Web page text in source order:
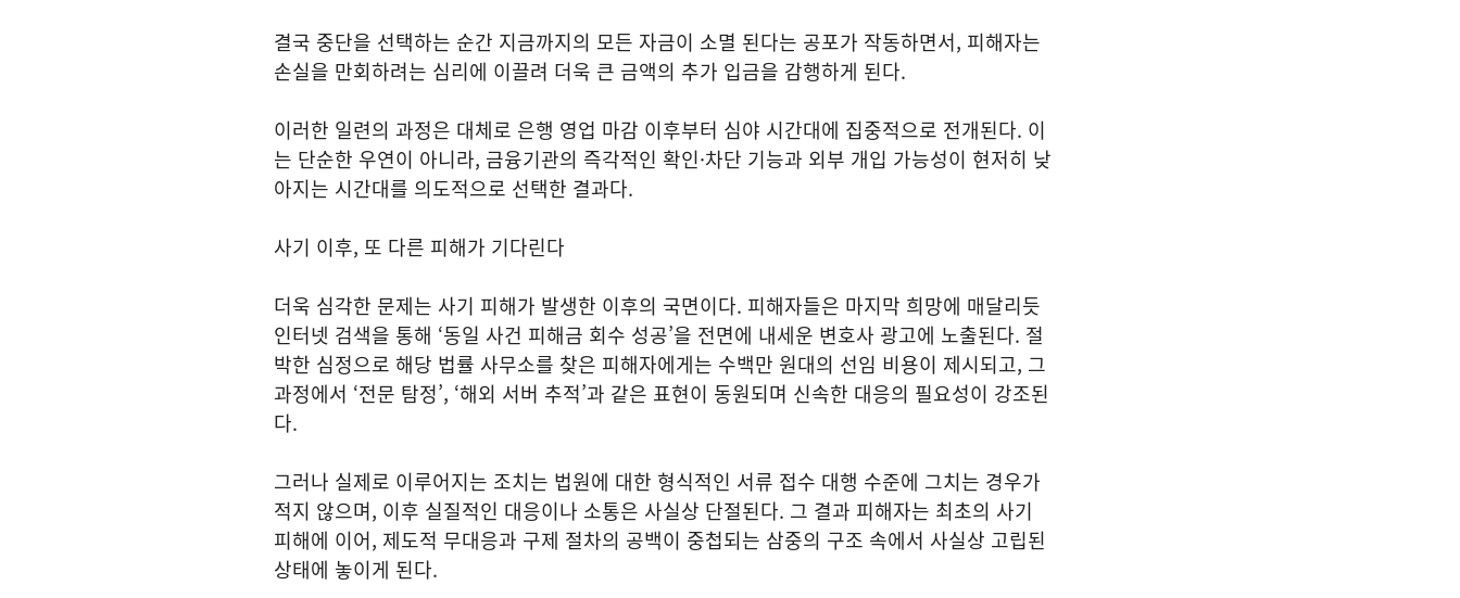
결국 중단을 선택하는 순간 지금까지의 모든 자금이 소멸 된다는 공포가 작동하면서, 피해자는
손실을 만회하려는 심리에 이끌려 더욱 큰 금액의 추가 입금을 감행하게 된다.
이러한 일련의 과정은 대체로 은행 영업 마감 이후부터 심야 시간대에 집중적으로 전개된다. 이
는 단순한 우연이 아니라, 금융기관의 즉각적인 확인·차단 기능과 외부 개입 가능성이 현저히 낮
아지는 시간대를 의도적으로 선택한 결과다.
사기 이후, 또 다른 피해가 기다린다
더욱 심각한 문제는 사기 피해가 발생한 이후의 국면이다. 피해자들은 마지막 희망에 매달리듯
인터넷 검색을 통해 ‘동일 사건 피해금 회수 성공’을 전면에 내세운 변호사 광고에 노출된다. 절
박한 심정으로 해당 법률 사무소를 찾은 피해자에게는 수백만 원대의 선임 비용이 제시되고, 그
과정에서 ‘전문 탐정’, ‘해외 서버 추적’과 같은 표현이 동원되며 신속한 대응의 필요성이 강조된
다.
그러나 실제로 이루어지는 조치는 법원에 대한 형식적인 서류 접수 대행 수준에 그치는 경우가
적지 않으며, 이후 실질적인 대응이나 소통은 사실상 단절된다. 그 결과 피해자는 최초의 사기
피해에 이어, 제도적 무대응과 구제 절차의 공백이 중첩되는 삼중의 구조 속에서 사실상 고립된
상태에 놓이게 된다.